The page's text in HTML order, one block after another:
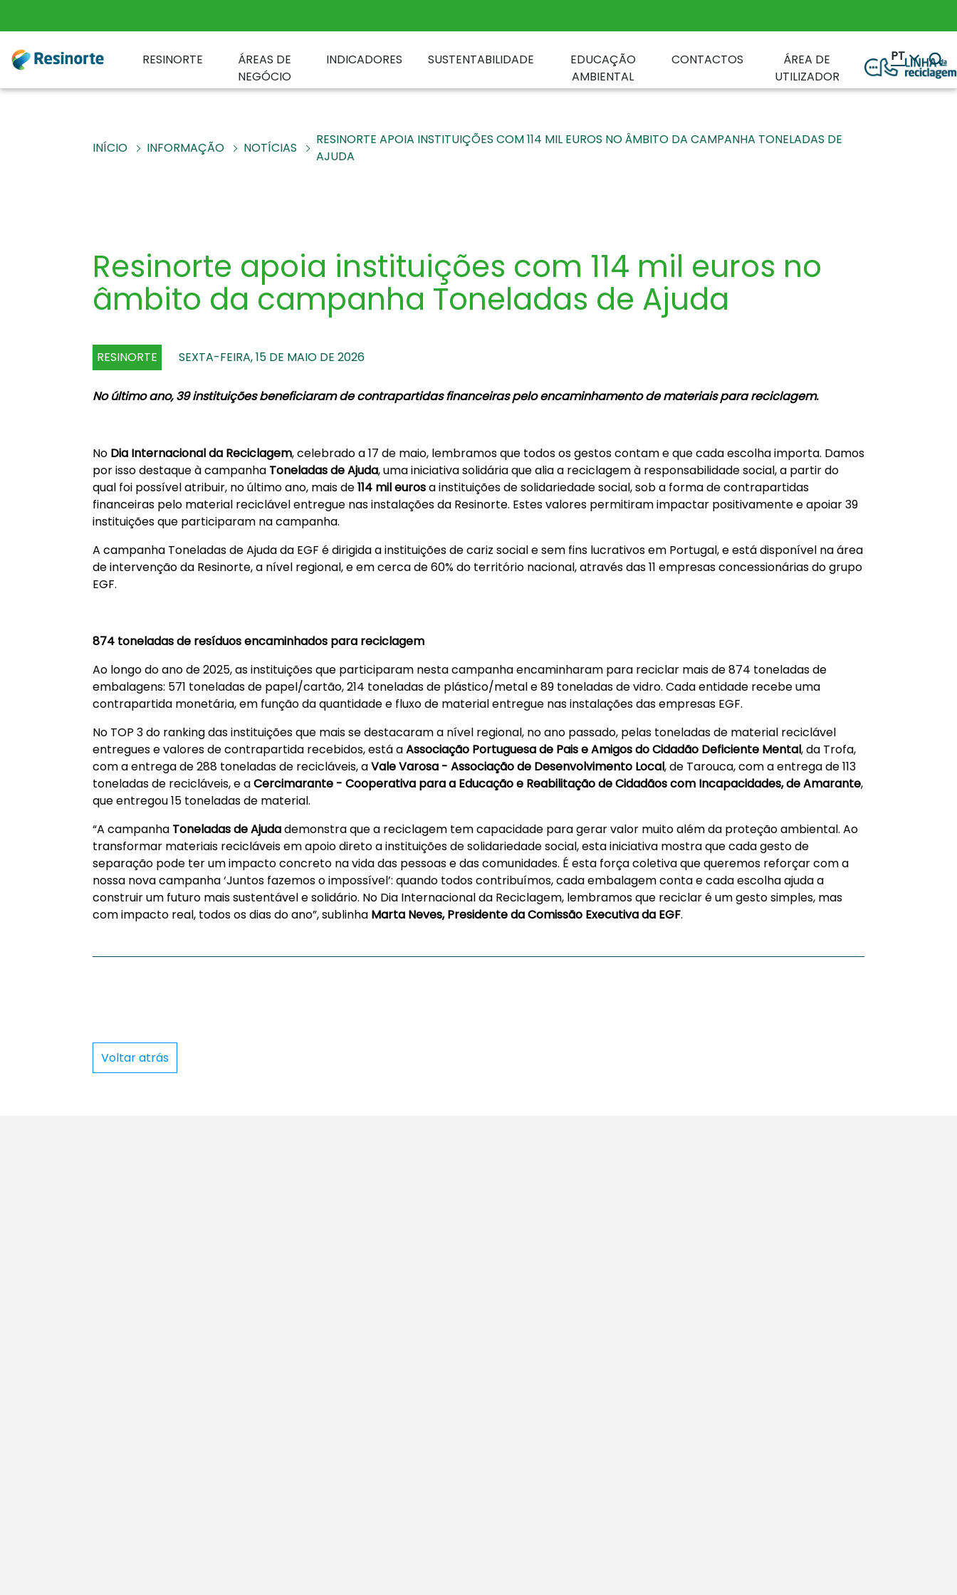
RESINORTE
ÁREAS DE
NEGÓCIO
INDICADORES SUSTENTABILIDADE
EDUCAÇÃO
AMBIENTAL
CONTACTOS
ÁREA DE
UTILIZADOR
PT
INÍCIO INFORMAÇÃO NOTÍCIAS
RESINORTE APOIA INSTITUIÇÕES COM 114 MIL EUROS NO ÂMBITO DA CAMPANHA TONELADAS DE
AJUDA
Resinorte apoia instituições com 114 mil euros no
âmbito da campanha Toneladas de Ajuda
RESINORTE SEXTA-FEIRA, 15 DE MAIO DE 2026
No último ano, 39 instituições beneficiaram de contrapartidas financeiras pelo encaminhamento de materiais para reciclagem.
No Dia Internacional da Reciclagem, celebrado a 17 de maio, lembramos que todos os gestos contam e que cada escolha importa. Damos
por isso destaque à campanha Toneladas de Ajuda, uma iniciativa solidária que alia a reciclagem à responsabilidade social, a partir do
qual foi possível atribuir, no último ano, mais de114 mil eurosa instituições de solidariedade social, sob a forma de contrapartidas
financeiras pelo material reciclável entregue nas instalações da Resinorte. Estes valores permitiram impactar positivamente e apoiar 39
instituições que participaram na campanha.
A campanha Toneladas de Ajuda da EGF é dirigida a instituições de cariz social e sem fins lucrativos em Portugal, e está disponível na área
de intervenção da Resinorte, a nível regional, e em cerca de 60% do território nacional, através das 11 empresas concessionárias do grupo
EGF.
874 toneladas de resíduos encaminhados para reciclagem
Ao longo do ano de 2025, as instituições que participaram nesta campanha encaminharam para reciclar mais de 874 toneladas de
embalagens: 571 toneladas de papel/cartão, 214 toneladas de plástico/metal e 89 toneladas de vidro. Cada entidade recebe uma
contrapartida monetária, em função da quantidade e fluxo de material entregue nas instalações das empresas EGF.
No TOP 3 do ranking das instituições que mais se destacaram a nível regional, no ano passado, pelas toneladas de material reciclável
entregues e valores de contrapartida recebidos, está aAssociação Portuguesa de Pais e Amigos do Cidadão Deficiente Mental, da Trofa,
com a entrega de 288 toneladas de recicláveis, aVale Varosa - Associação de Desenvolvimento Local, de Tarouca, com a entrega de 113
toneladas de recicláveis, e aCercimarante - Cooperativa para a Educação e Reabilitação de Cidadãos com Incapacidades, de Amarante,
que entregou 15 toneladas de material.
“A campanha Toneladas de Ajudademonstra que a reciclagem tem capacidade para gerar valor muito além da proteção ambiental. Ao
transformar materiais recicláveis em apoio direto a instituições de solidariedade social, esta iniciativa mostra que cada gesto de
separação pode ter um impacto concreto na vida das pessoas e das comunidades. É esta força coletiva que queremos reforçar com a
nossa nova campanha ‘Juntos fazemos o impossível’: quando todos contribuímos, cada embalagem conta e cada escolha ajuda a
construir um futuro mais sustentável e solidário. No Dia Internacional da Reciclagem, lembramos que reciclar é um gesto simples, mas
com impacto real, todos os dias do ano”, sublinha Marta Neves, Presidente da Comissão Executiva da EGF.
Voltar atrás